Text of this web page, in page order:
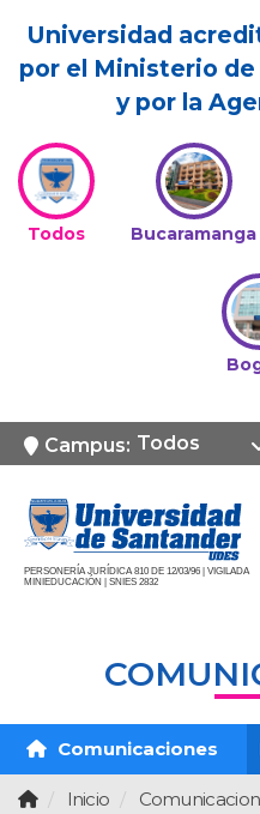
Universidad
por el Ministerio
y por la
Todos Bucaramanga
Campus: Todos
PERSONERÍA JURÍDICA 810 DE 12/03/96 | VIGILADA
MINIEDUCACIÓN | SNIES 2832
Comunicaciones
Inicio